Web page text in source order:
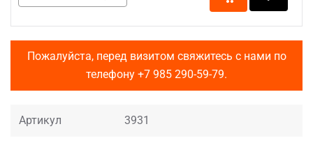
Пожалуйста, перед визитом свяжитесь с нами по
телефону +7 985 290-59-79.
Артикул 3931